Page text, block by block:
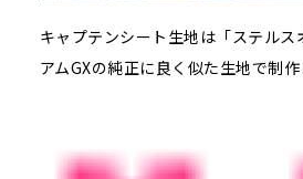
キャプテンシート生地は「ステル
アムGXの純正に良く似た生地で制作